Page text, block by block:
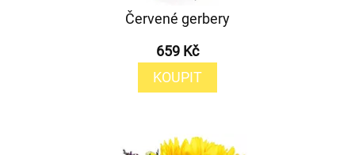
Červené gerbery
659 Kč
KOUPIT